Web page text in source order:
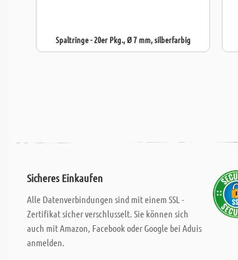
Spaltringe - 20er Pkg., Ø 7 mm, silberfarbig
Sicheres Einkaufen
Alle Datenverbindungen sind mit einem SSL -
Zertifikat sicher verschlusselt. Sie können sich
auch mit Amazon, Facebook oder Google bei Aduis
anmelden.